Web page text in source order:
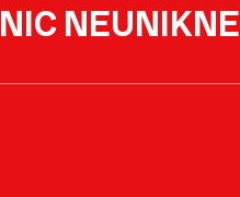
NIC NEUNIKNE